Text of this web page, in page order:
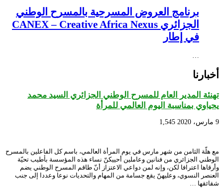
برنامج العروض المسرحية بالمسرح الوطني
الجزائري CANEX – Creative Africa Nexus
في إطار
…
أخبارنا
تهنئة المدير العام للمسرح الوطني الجزائري السيد محمد
يحياوي بمناسبة اليوم العالمي للمرأة
9 مارس، 2020 1,545
مع هلّة الثامن من شهر مارس في يوم المرأة العالمي، باسم كل الفاعلين بالمسرح
الوطني الجزائري من فنانين وعاملين أحييكنّ نساء هذه المؤسسة بأطيب تحيّة
وأرقاها اعترافا لكن، وإنه لمن دواعي الاعتزاز أنّ طاقم المسرح الوطني يضم
العنصر النسوي، وعليهنّ يقع جسامة من المهام والتحديات نوعا وعددا إلى جنب
شقائقها …